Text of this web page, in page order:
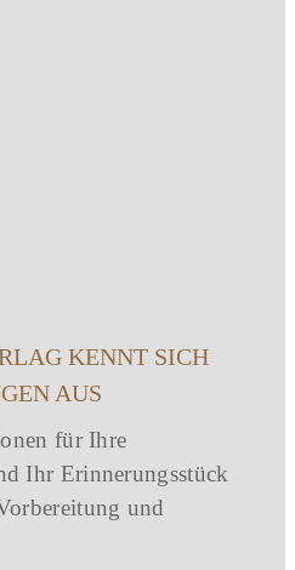
KENNT SICH
AUS
für Ihre
Ihr Erinnerungsstück
und